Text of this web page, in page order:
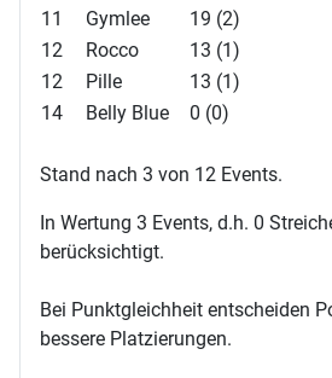
11
Gymlee
19 (2)
12
Rocco
13 (1)
12
Pille
13 (1)
14
Belly Blue 0 (0)
Stand nach 3 von 12 Events.
In Wertung 3 Events, d.h. 0
berücksichtigt.
Bei Punktgleichheit entscheiden
bessere Platzierungen.